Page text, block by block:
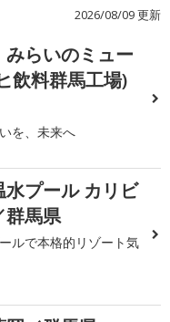
2026/08/09 更新
みらいのミュー
飲料群馬工場)
を、未来へ
プール カリビ
群馬県
ルで本格的リゾート気